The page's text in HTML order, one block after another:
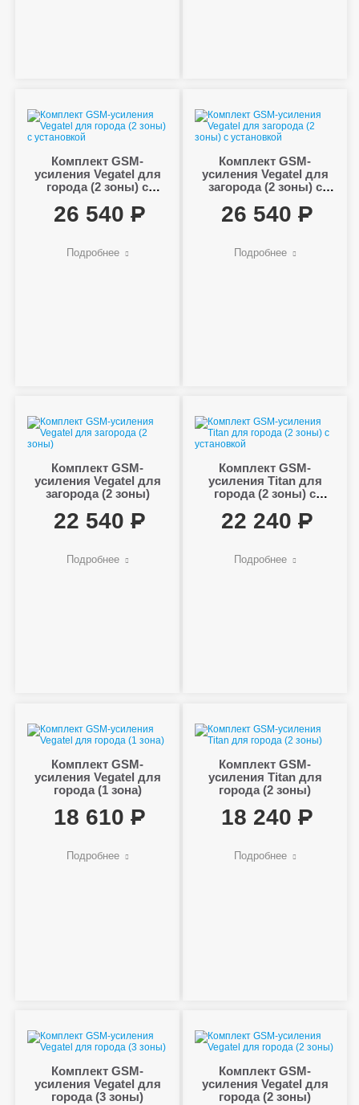
Комплект GSM-
усиления Vegatel для
города (2 зоны) с
26 540
Подробнее
Комплект GSM-
усиления Vegatel для
загорода (2 зоны) с
26 540
Подробнее
Комплект GSM-
усиления Vegatel для
загорода (2 зоны)
22 540
Подробнее
Комплект GSM-
усиления Titan для
города (2 зоны) с
22 240
Подробнее
Комплект GSM-
усиления Vegatel для
города (1 зона)
18 610
Подробнее
Комплект GSM-
усиления Titan для
города (2 зоны)
18 240
Подробнее
Комплект GSM-
усиления Vegatel для
города (3 зоны)
Комплект GSM-
усиления Vegatel для
города (2 зоны)